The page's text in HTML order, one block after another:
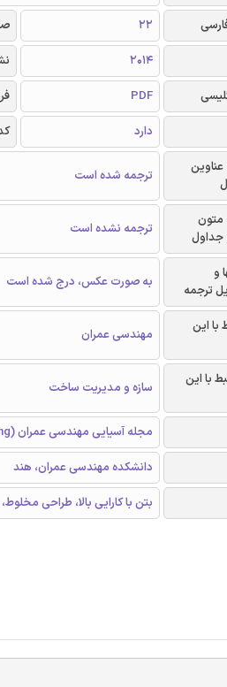
22
2014
PDF
دارد
ترجمه شده است
جداول
ترجمه نشده است
و
ترجمه
به صورت عکس، درج شده است
با این
مهندسی عمران
با این
سازه و مدیریت ساخت
مجله آسیایی مهندسی عمران (Asian Journal of Civil Engineering)
دانشکده مهندسی عمران، هند
بتن با کارایی بالا، طراحی